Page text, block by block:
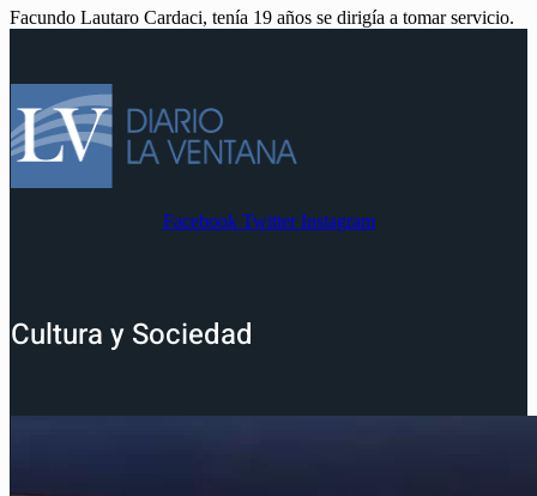
Facundo Lautaro Cardaci, tenía 19 años se dirigía a tomar servicio.
Facebook Twitter Instagram
Cultura y Sociedad